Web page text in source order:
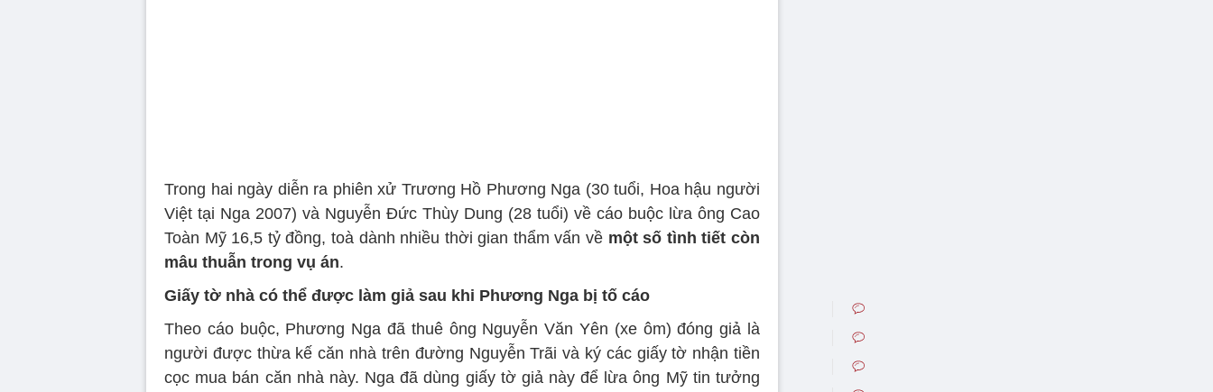
Trong hai ngày diễn ra phiên xử Trương Hồ Phương Nga (30 tuổi, Hoa hậu người
Việt tại Nga 2007) và Nguyễn Đức Thùy Dung (28 tuổi) về cáo buộc lừa ông Cao
Toàn Mỹ 16,5 tỷ đồng, toà dành nhiều thời gian thẩm vấn về một số tình tiết còn
mâu thuẫn trong vụ án.
Giấy tờ nhà có thể được làm giả sau khi Phương Nga bị tố cáo
Theo cáo buộc, Phương Nga đã thuê ông Nguyễn Văn Yên (xe ôm) đóng giả là
người được thừa kế căn nhà trên đường Nguyễn Trãi và ký các giấy tờ nhận tiền
cọc mua bán căn nhà này. Nga đã dùng giấy tờ giả này để lừa ông Mỹ tin tưởng